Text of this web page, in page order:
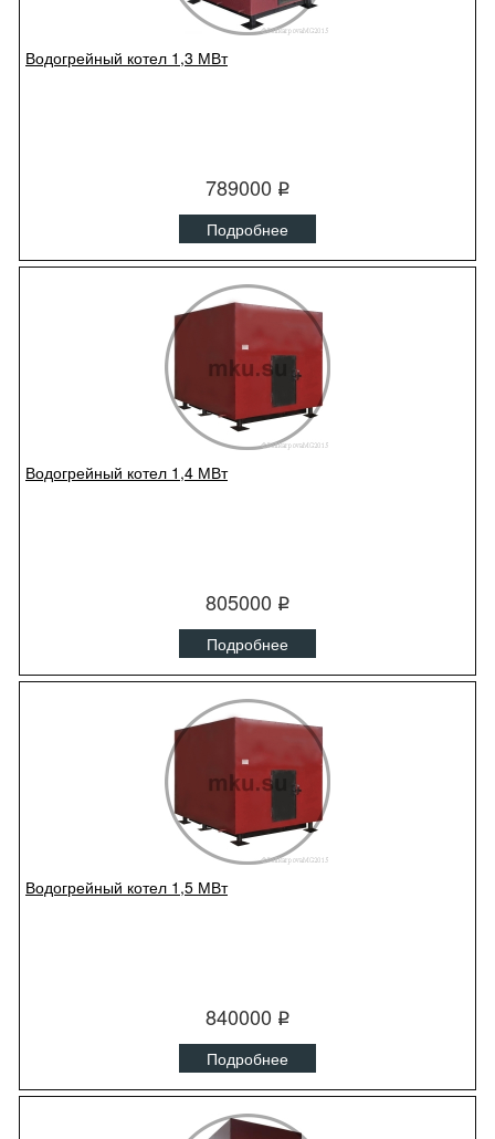
Водогрейный котел 1,3 МВт
789000 q
Подробнее
Водогрейный котел 1,4 МВт
805000 q
Подробнее
Водогрейный котел 1,5 МВт
840000 q
Подробнее